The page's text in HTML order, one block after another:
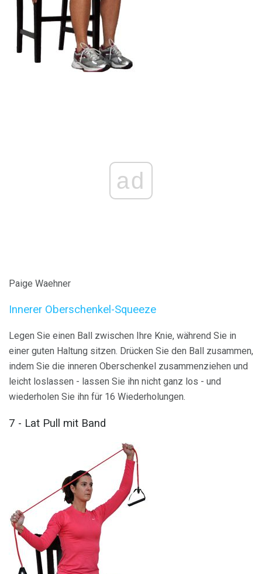
ad
Paige Waehner
Innerer Oberschenkel-Squeeze
Legen Sie einen Ball zwischen Ihre Knie, während Sie in
einer guten Haltung sitzen. Drücken Sie den Ball zusammen,
indem Sie die inneren Oberschenkel zusammenziehen und
leicht loslassen - lassen Sie ihn nicht ganz los - und
wiederholen Sie ihn für 16 Wiederholungen.
7 - Lat Pull mit Band